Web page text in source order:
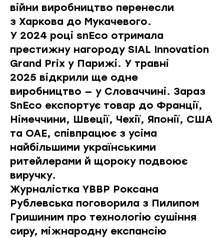
війни виробництво перенесли
з Харкова до Мукачевого.
У 2024 році snEco отримала
престижну нагороду SIAL Innovation
Grand Prix у Парижі. У травні
2025 відкрили ще одне
виробництво — у Словаччині. Зараз
SnEco експортує товар до Франції,
Німеччини, Швеції, Чехії, Японії, США
та ОАЕ, співпрацює з усіма
найбільшими українськими
ритейлерами й щороку подвоює
виручку.
Журналістка YBBP Роксана
Рублевська поговорила з Пилипом
Гришиним про технологію сушіння
сиру, міжнародну експансію